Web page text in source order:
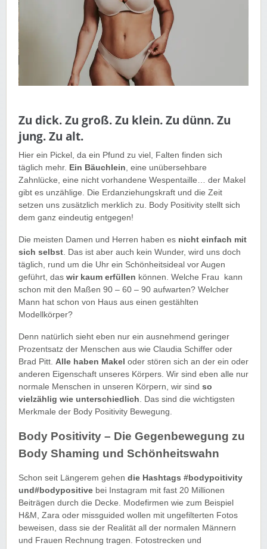
Zu dick. Zu groß. Zu klein. Zu dünn. Zu
jung. Zu alt.
Hier ein Pickel, da ein Pfund zu viel, Falten finden sich
täglich mehr. Ein Bäuchlein, eine unübersehbare
Zahnlücke, eine nicht vorhandene Wespentaille… der Makel
gibt es unzählige. Die Erdanziehungskraft und die Zeit
setzen uns zusätzlich merklich zu. Body Positivity stellt sich
dem ganz eindeutig entgegen!
Die meisten Damen und Herren haben es nicht einfach mit
sich selbst. Das ist aber auch kein Wunder, wird uns doch
täglich, rund um die Uhr ein Schönheitsideal vor Augen
geführt, das wir kaum erfüllen können. Welche Frau kann
schon mit den Maßen 90 – 60 – 90 aufwarten? Welcher
Mann hat schon von Haus aus einen gestählten
Modellkörper?
Denn natürlich sieht eben nur ein ausnehmend geringer
Prozentsatz der Menschen aus wie Claudia Schiffer oder
Brad Pitt. Alle haben Makel oder stören sich an der ein oder
anderen Eigenschaft unseres Körpers. Wir sind eben alle nur
normale Menschen in unseren Körpern, wir sind so
vielzählig wie unterschiedlich. Das sind die wichtigsten
Merkmale der Body Positivity Bewegung.
Body Positivity – Die Gegenbewegung zu
Body Shaming und Schönheitswahn
Schon seit Längerem gehen die Hashtags #bodypoitivity
und#bodypositive bei Instagram mit fast 20 Millionen
Beiträgen durch die Decke. Modefirmen wie zum Beispiel
H&M, Zara oder missguided wollen mit ungefilterten Fotos
beweisen, dass sie der Realität all der normalen Männern
und Frauen Rechnung tragen. Fotostrecken und